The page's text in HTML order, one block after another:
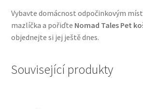
Vybavte domácnost odpočinkovým
mazlíčka a pořiďte Nomad Tales Pet
objednejte si jej ještě dnes.
Související produkty